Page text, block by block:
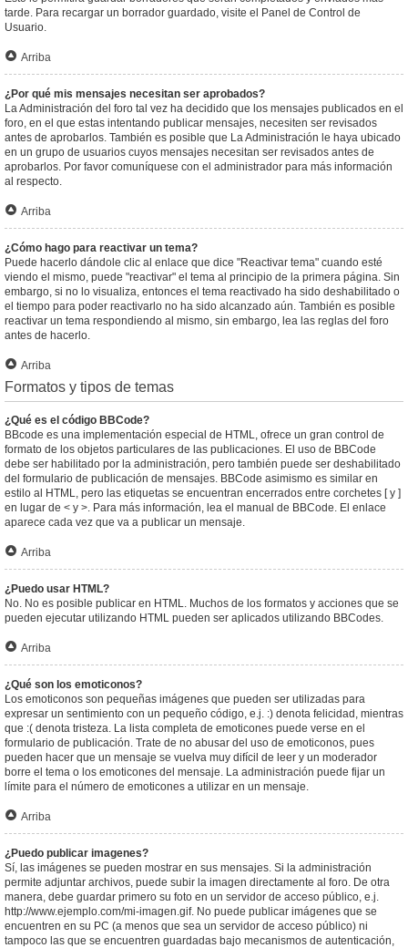
tarde. Para recargar un borrador guardado, visite el Panel de Control de
Usuario.
Arriba
¿Por qué mis mensajes necesitan ser aprobados?
La Administración del foro tal vez ha decidido que los mensajes publicados en el
foro, en el que estas intentando publicar mensajes, necesiten ser revisados
antes de aprobarlos. También es posible que La Administración le haya ubicado
en un grupo de usuarios cuyos mensajes necesitan ser revisados antes de
aprobarlos. Por favor comuníquese con el administrador para más información
al respecto.
Arriba
¿Cómo hago para reactivar un tema?
Puede hacerlo dándole clic al enlace que dice "Reactivar tema" cuando esté
viendo el mismo, puede "reactivar" el tema al principio de la primera página. Sin
embargo, si no lo visualiza, entonces el tema reactivado ha sido deshabilitado o
el tiempo para poder reactivarlo no ha sido alcanzado aún. También es posible
reactivar un tema respondiendo al mismo, sin embargo, lea las reglas del foro
antes de hacerlo.
Arriba
Formatos y tipos de temas
¿Qué es el código BBCode?
BBcode es una implementación especial de HTML, ofrece un gran control de
formato de los objetos particulares de las publicaciones. El uso de BBCode
debe ser habilitado por la administración, pero también puede ser deshabilitado
del formulario de publicación de mensajes. BBCode asimismo es similar en
estilo al HTML, pero las etiquetas se encuentran encerrados entre corchetes [ y ]
en lugar de < y >. Para más información, lea el manual de BBCode. El enlace
aparece cada vez que va a publicar un mensaje.
Arriba
¿Puedo usar HTML?
No. No es posible publicar en HTML. Muchos de los formatos y acciones que se
pueden ejecutar utilizando HTML pueden ser aplicados utilizando BBCodes.
Arriba
¿Qué son los emoticonos?
Los emoticonos son pequeñas imágenes que pueden ser utilizadas para
expresar un sentimiento con un pequeño código, e.j. :) denota felicidad, mientras
que :( denota tristeza. La lista completa de emoticones puede verse en el
formulario de publicación. Trate de no abusar del uso de emoticonos, pues
pueden hacer que un mensaje se vuelva muy difícil de leer y un moderador
borre el tema o los emoticones del mensaje. La administración puede fijar un
límite para el número de emoticones a utilizar en un mensaje.
Arriba
¿Puedo publicar imagenes?
Sí, las imágenes se pueden mostrar en sus mensajes. Si la administración
permite adjuntar archivos, puede subir la imagen directamente al foro. De otra
manera, debe guardar primero su foto en un servidor de acceso público, e.j.
http://www.ejemplo.com/mi-imagen.gif. No puede publicar imágenes que se
encuentren en su PC (a menos que sea un servidor de acceso público) ni
tampoco las que se encuentren guardadas bajo mecanismos de autenticación,